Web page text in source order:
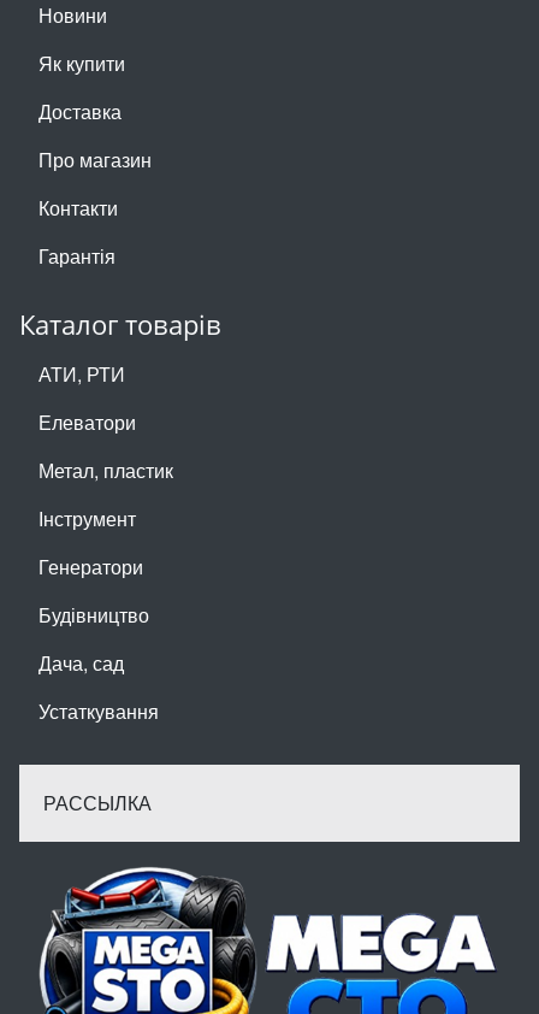
Новини
Як купити
Доставка
Про магазин
Контакти
Гарантія
Каталог товарів
АТИ, РТИ
Елеватори
Метал, пластик
Інструмент
Генератори
Будівництво
Дача, сад
Устаткування
РАССЫЛКА